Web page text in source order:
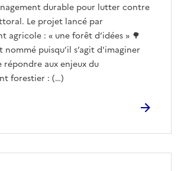
durable pour lutter contre
Le projet lancé par
agricole : « une forêt d’idées » 🌳
puisqu’il s’agit d'imaginer
répondre aux enjeux du
forestier : (…)